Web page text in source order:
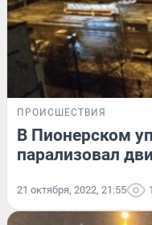
ПРОИСШЕСТВИЯ
В Пионерском
парализовал
21 октября, 2022, 21:55